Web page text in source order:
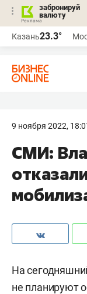
забронируй
валюту
Казань23.3°
9 ноября 2022,
СМИ:
На
не планируют